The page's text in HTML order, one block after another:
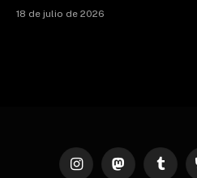
18 de julio de 2026
InstagramMastodonTumblr